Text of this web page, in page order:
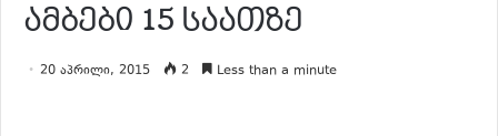
ამბები 15 საათზე
20 აპრილი, 2015 2 Less than a minute